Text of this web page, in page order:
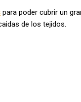
para poder cubrir un
de los tejidos.